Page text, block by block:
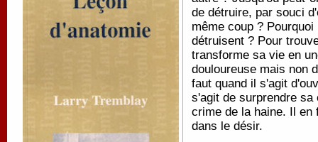
de détruire, par souci
même coup ?
détruisent ? Pour
transforme sa vie en
douloureuse mais non
faut quand il s'agit
s'agit de surprendre
crime de la haine. Il en
dans le désir.